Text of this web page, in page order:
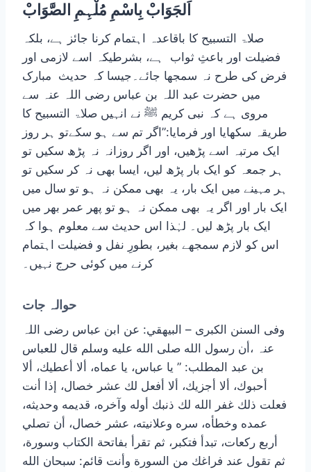
اَلجَوَابْ بِاسْمِ مُلْہِمِ الصَّوَابْ
صلاۃ التسبیح کا باقاعدہ اہتمام کرنا جائز ہے، بلکہ
فضیلت اور باعثِ ثواب ہے، بشرطیکہ اسے لازمی اور
فرض کی طرح نہ سمجھا جائے۔جیسا کہ حدیث مبارک
میں حضرت عبد اللہ بن عباس رضی اللہ عنہ سے
مروی ہے کہ نبی کریم ﷺ نے انہیں صلاۃ التسبیح کا
طریقہ سکھایا اور فرمایا:”اگر تم سے ہو سکےتو ہر روز
ایک مرتبہ اسے پڑھیں، اور اگر روزانہ نہ پڑھ سکیں تو
ہر جمعہ کو ایک بار پڑھ لیں، ایسا بھی نہ کر سکیں تو
ہر مہینے میں ایک بار، یہ بھی ممکن نہ ہو تو سال میں
ایک بار اور اگر یہ بھی ممکن نہ ہو تو پھر عمر بھر میں
ایک بار پڑھ لیں۔ لہٰذا اس حدیث سے معلوم ہوا کہ
اس کو لازم سمجھے بغیر، بطورِ نفل و فضیلت اہتمام
کرنے میں کوئی حرج نہیں۔
حوالہ جات
وفی السنن الكبرى – البيهقي: عن ابن عباس رضی اللہ
عنہ ،أن رسول الله صلى الله عليه وسلم قال للعباس
بن عبد المطلب: ” يا عباس، يا عماه، ‌ألا ‌أعطيك، ‌ألا
‌أحبوك، ألا أجزيك، ألا أفعل لك عشر خصال، إذا أنت
فعلت ذلك غفر الله لك ذنبك أوله وآخره، قديمه وحديثه،
عمده وخطأه، سره وعلانيته، عشر خصال، أن تصلي
أربع ركعات، تبدأ فتكبر، ثم تقرأ بفاتحة الكتاب وسورة،
ثم تقول عند فراغك من السورة وأنت قائم: سبحان الله